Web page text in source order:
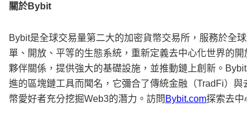
關於Bybit
Bybit是全球交易量第二大的加密貨幣交易所，服務於全
單、開放、平等的生態系統，重新定義去中心化世界的
夥伴關係，提供強大的基礎設施，並推動鏈上創新。
進的區塊鏈工具而聞名，它彌合了傳統金融（TradFi）
幣愛好者充分挖掘Web3的潛力。訪問 Bybit.com探索去中